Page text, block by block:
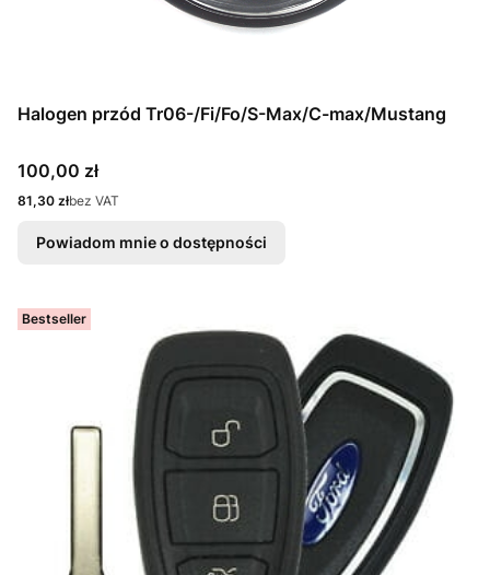
Halogen przód Tr06-/Fi/Fo/S-Max/C-max/Mustang
Cena
100,00 zł
Cena
81,30 złbez VAT
Powiadom mnie o dostępności
Bestseller